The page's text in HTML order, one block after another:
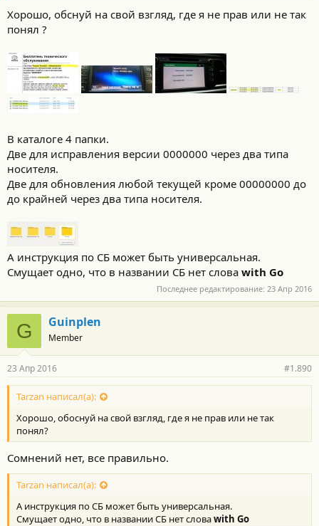
Хорошо, обснуй на свой взгляд, где я не прав или не так
понял ?
В каталоге 4 папки.
Две для исправления версии 0000000 через два типа
носителя.
Две для обновления любой текущей кроме 00000000 до
до крайней через два типа носителя.
А инструкция по СБ может быть универсальная.
Смущает одно, что в названии СБ нет слова with Go
Последнее редактирование: 23 Апр 2016
G Guinplen
Member
23 Апр 2016 #1.890
Tarzan написал(а):
Хорошо, обоснуй на свой взгляд, где я не прав или не так
понял?
Сомнений нет, все правильно.
Tarzan написал(а):
А инструкция по СБ может быть универсальная.
Смущает одно, что в названии СБ нет словаwith Go